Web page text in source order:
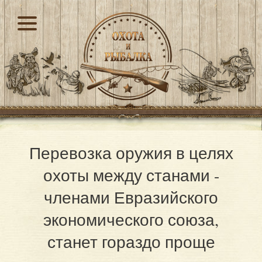
Перевозка оружия в целях
охоты между станами -
членами Евразийского
экономического союза,
станет гораздо проще